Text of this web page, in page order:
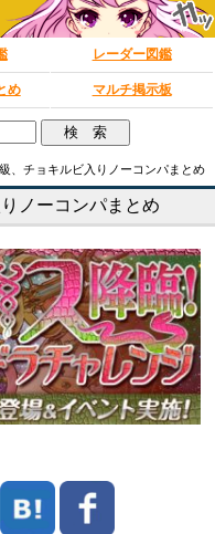
レーダー図鑑
め マルチ掲示板
、チョキルビ入りノーコンパまとめ
ノーコンパまとめ